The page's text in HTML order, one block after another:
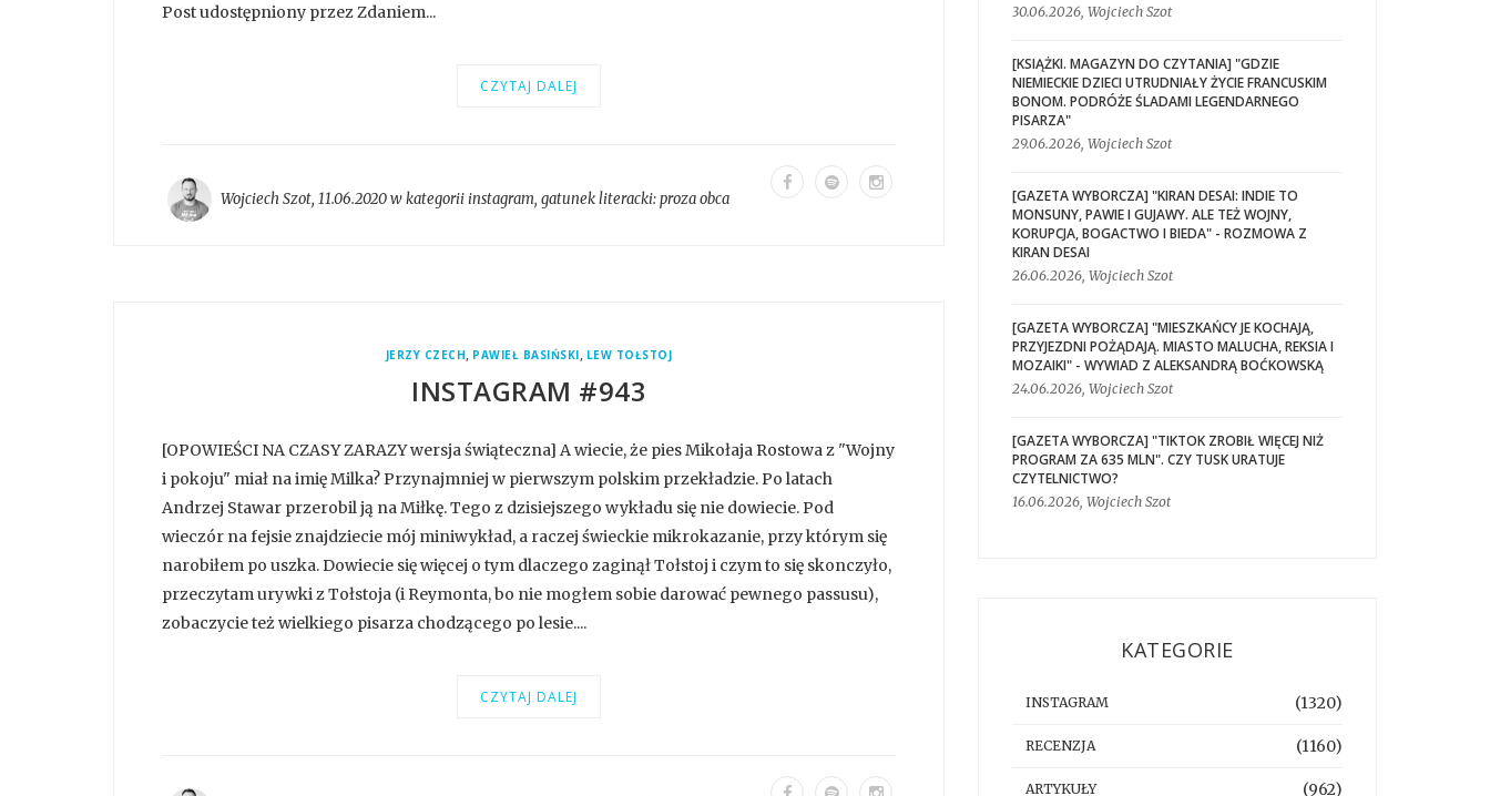
Post udostępniony przez Zdaniem...
CZYTAJ DALEJ
Wojciech Szot, 11.06.2020 w kategoriiinstagram, gatunek literacki:proza obca
JERZY CZECH, PAWIEŁ BASIŃSKI, LEW TOŁSTOJ
INSTAGRAM #943
[OPOWIEŚCI NA CZASY ZARAZY wersja świąteczna] A wiecie, że pies Mikołaja Rostowa z "Wojny
i pokoju" miał na imię Milka? Przynajmniej w pierwszym polskim przekładzie. Po latach
Andrzej Stawar przerobil ją na Miłkę. Tego z dzisiejszego wykładu się nie dowiecie. Pod
wieczór na fejsie znajdziecie mój miniwykład, a raczej świeckie mikrokazanie, przy którym się
narobiłem po uszka. Dowiecie się więcej o tym dlaczego zaginął Tołstoj i czym to się skonczyło,
przeczytam urywki z Tołstoja (i Reymonta, bo nie mogłem sobie darować pewnego passusu),
zobaczycie też wielkiego pisarza chodzącego po lesie....
CZYTAJ DALEJ
30.06.2026, Wojciech Szot
[KSIĄŻKI. MAGAZYN DO CZYTANIA] "GDZIE
NIEMIECKIE DZIECI UTRUDNIAŁY ŻYCIE FRANCUSKIM
BONOM. PODRÓŻE ŚLADAMI LEGENDARNEGO
PISARZA"
29.06.2026, Wojciech Szot
[GAZETA WYBORCZA] "KIRAN DESAI: INDIE TO
MONSUNY, PAWIE I GUJAWY. ALE TEŻ WOJNY,
KORUPCJA, BOGACTWO I BIEDA" - ROZMOWA Z
KIRAN DESAI
26.06.2026, Wojciech Szot
[GAZETA WYBORCZA] "MIESZKAŃCY JE KOCHAJĄ,
PRZYJEZDNI POŻĄDAJĄ. MIASTO MALUCHA, REKSIA I
MOZAIKI" - WYWIAD Z ALEKSANDRĄ BOĆKOWSKĄ
24.06.2026, Wojciech Szot
[GAZETA WYBORCZA] "TIKTOK ZROBIŁ WIĘCEJ NIŻ
PROGRAM ZA 635 MLN". CZY TUSK URATUJE
CZYTELNICTWO?
16.06.2026, Wojciech Szot
KATEGORIE
INSTAGRAM (1320)
RECENZJA (1160)
ARTYKUŁY (962)